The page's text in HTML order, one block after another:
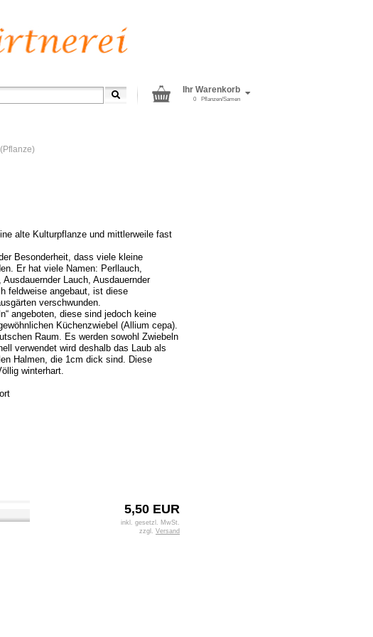
Ihr Warenkorb
Pflanzen/Samen
0
alte Kulturpflanze und mittlerweile fast
Besonderheit, dass viele kleine
Er hat viele Namen: Perllauch,
Lauch, Ausdauernder
feldweise angebaut, ist diese
verschwunden.
angeboten, diese sind jedoch keine
Küchenzwiebel (Allium cepa).
Raum. Es werden sowohl Zwiebeln
verwendet wird deshalb das Laub als
Halmen, die 1cm dick sind. Diese
winterhart.
5,50 EUR
inkl. gesetzl. MwSt.
zzgl. Versand